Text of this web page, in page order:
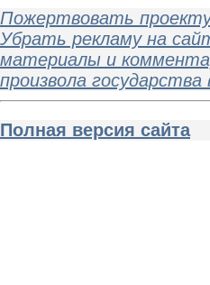
Пожертвовать
Убрать рекламу на
материалы и
произвола
Полная версия сайта